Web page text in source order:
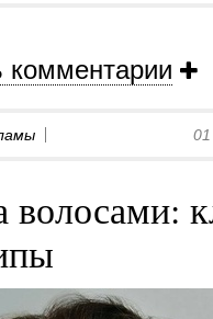
комментарии
волосами: